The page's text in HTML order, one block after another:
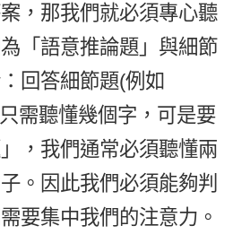
，那我們就必須專心聽
「語意推論題」與細節
回答細節題(例如
需聽懂幾個字，可是要
，我們通常必須聽懂兩
。因此我們必須能夠判
要集中我們的注意力。